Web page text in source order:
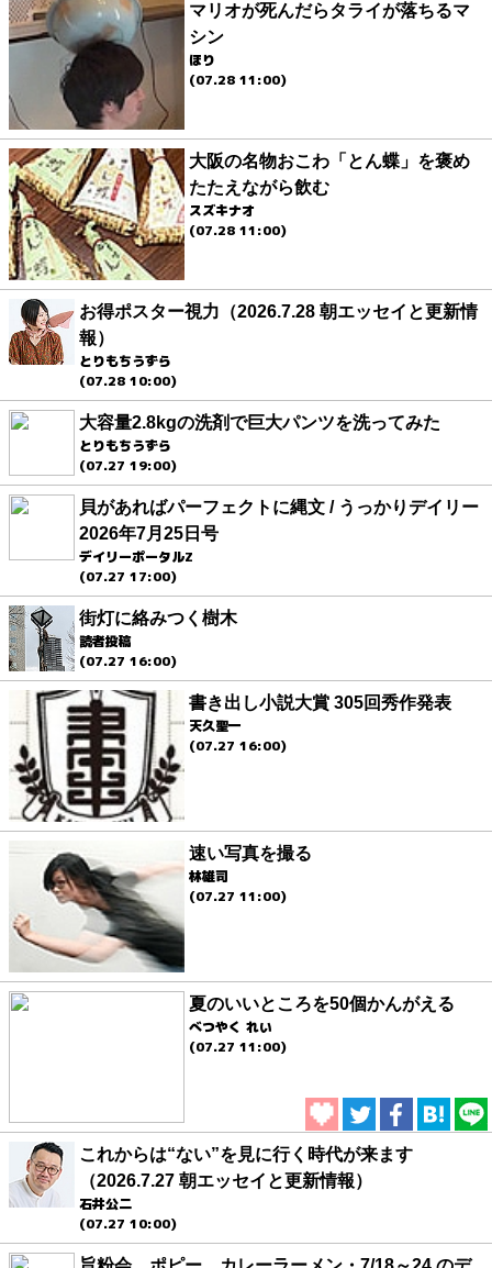
マリオが死んだらタライが落ちるマ
シン
ほり
(07.28 11:00)
大阪の名物おこわ「とん蝶」を褒め
たたえながら飲む
スズキナオ
(07.28 11:00)
お得ポスター視力（2026.7.28 朝エッセイと更新情
報）
とりもちうずら
(07.28 10:00)
大容量2.8kgの洗剤で巨大パンツを洗ってみた
とりもちうずら
(07.27 19:00)
貝があればパーフェクトに縄文 / うっかりデイリー
2026年7月25日号
デイリーポータルZ
(07.27 17:00)
街灯に絡みつく樹木
読者投稿
(07.27 16:00)
書き出し小説大賞 305回秀作発表
天久聖一
(07.27 16:00)
速い写真を撮る
林雄司
(07.27 11:00)
夏のいいところを50個かんがえる
べつやく れい
(07.27 11:00)
これからは“ない”を見に行く時代が来ます
（2026.7.27 朝エッセイと更新情報）
石井公二
(07.27 10:00)